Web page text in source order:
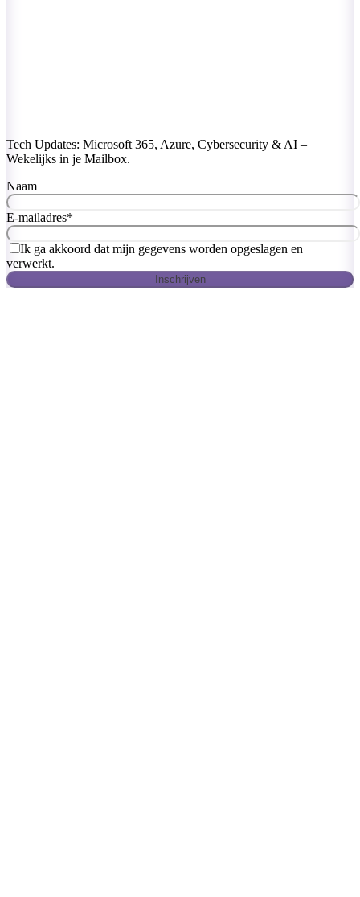
Tech Updates: Microsoft 365, Azure, Cybersecurity & AI –
Wekelijks in je Mailbox.
Naam
E-mailadres*
Ik ga akkoord dat mijn gegevens worden opgeslagen en
verwerkt.
Inschrijven